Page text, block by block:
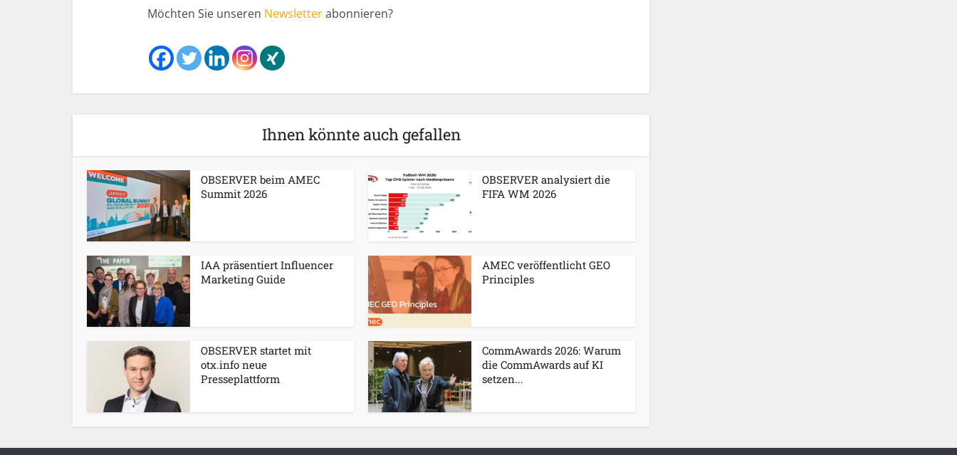
Möchten Sie unseren Newsletterabonnieren?
Ihnen könnte auch gefallen
OBSERVER beim AMEC
Summit 2026
OBSERVER analysiert die
FIFA WM 2026
IAA präsentiert Influencer
Marketing Guide
AMEC veröffentlicht GEO
Principles
OBSERVER startet mit
otx.info neue
Presseplattform
CommAwards 2026: Warum
die CommAwards auf KI
setzen...